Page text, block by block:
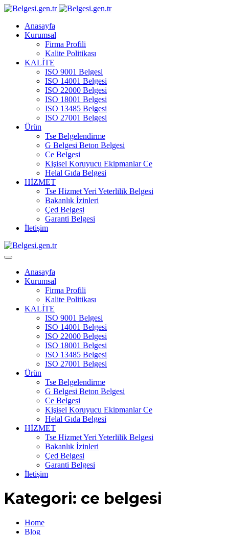
Anasayfa
Kurumsal
Firma Profili
Kalite Politikası
KALİTE
ISO 9001 Belgesi
ISO 14001 Belgesi
ISO 22000 Belgesi
ISO 18001 Belgesi
ISO 13485 Belgesi
ISO 27001 Belgesi
Ürün
Tse Belgelendirme
G Belgesi Beton Belgesi
Ce Belgesi
Kişisel Koruyucu Ekipmanlar Ce
Helal Gıda Belgesi
HİZMET
Tse Hizmet Yeri Yeterlilik Belgesi
Bakanlık İzinleri
Çed Belgesi
Garanti Belgesi
İletişim
Anasayfa
Kurumsal
Firma Profili
Kalite Politikası
KALİTE
ISO 9001 Belgesi
ISO 14001 Belgesi
ISO 22000 Belgesi
ISO 18001 Belgesi
ISO 13485 Belgesi
ISO 27001 Belgesi
Ürün
Tse Belgelendirme
G Belgesi Beton Belgesi
Ce Belgesi
Kişisel Koruyucu Ekipmanlar Ce
Helal Gıda Belgesi
HİZMET
Tse Hizmet Yeri Yeterlilik Belgesi
Bakanlık İzinleri
Çed Belgesi
Garanti Belgesi
İletişim
Kategori: ce belgesi
Home
Blog